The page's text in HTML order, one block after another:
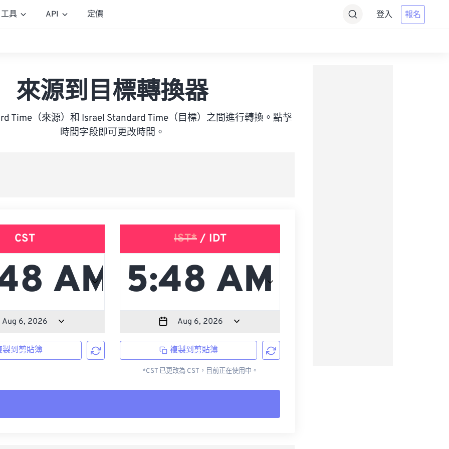
工具 API 定價 登入 報名
來源到目標轉換器
Time（來源）和 Israel Standard Time（目標）之間進行轉換。點擊
時間字段即可更改時間。
CST
製到剪貼簿
IST*/ IDT
複製到剪貼簿
*CST 已更改為 CST，目前正在使用中。